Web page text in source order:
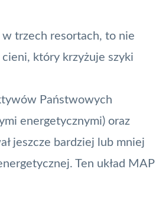
trzech resortach, to nie
który krzyżuje szyki
Państwowych
energetycznymi) oraz
jeszcze bardziej lub mniej
Ten układ MAP